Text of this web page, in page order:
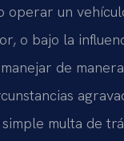
operar un
o bajo la
de
simple multa de